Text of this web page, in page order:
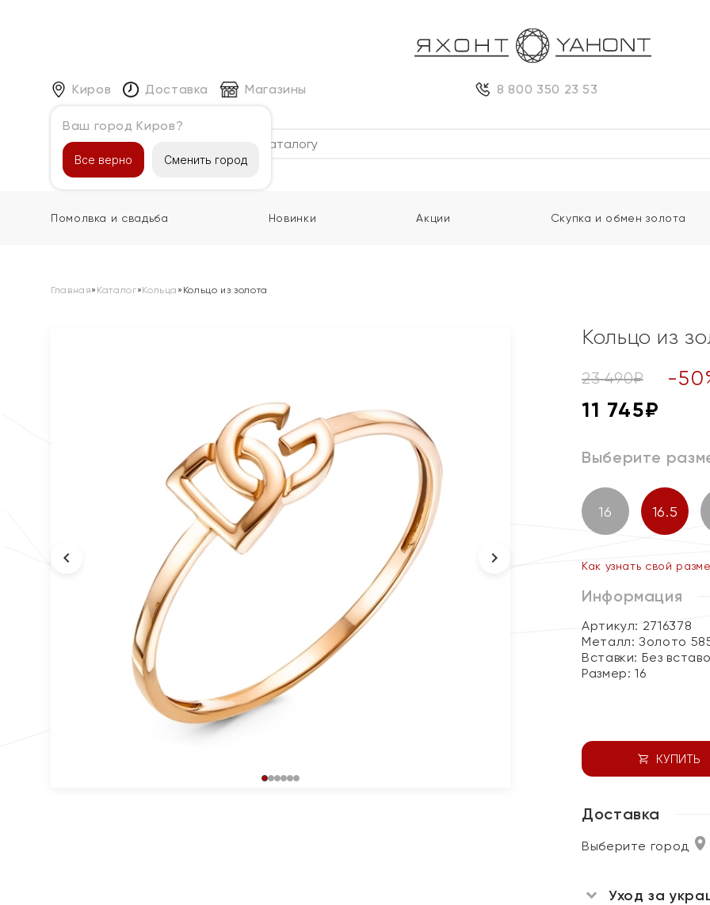
Киров
Ваш город Киров?
Все верно Сменить город
Доставка Магазины 8 800 350 23 53
Каталог
Помолвка и свадьба Новинки Акции Скупка и обмен золота
Главная» Каталог»Кольца » Кольцо из золота
Кольцо из
23 490₽ -50
11 745₽
Выберите
16 16.5
Как узнать свой
Информация
Артикул: 2716378
Металл:Золото
Вставки: Без
Размер:16
КУПИТЬ
Доставка
Выберите город
Уход за